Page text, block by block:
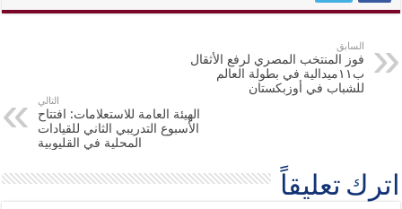
السابق
فوز المنتخب المصري لرفع الأثقال
ب١١ميدالية في بطولة العالم
للشباب في أوزبكستان
التالي
الهيئة العامة للاستعلامات: افتتاح
الأسبوع التدريبي الثاني للقيادات
المحلية في القليوبية
اترك تعليقاً